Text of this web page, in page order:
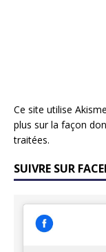
Ce site utilise
plus sur la façon
traitées.
SUIVRE SUR